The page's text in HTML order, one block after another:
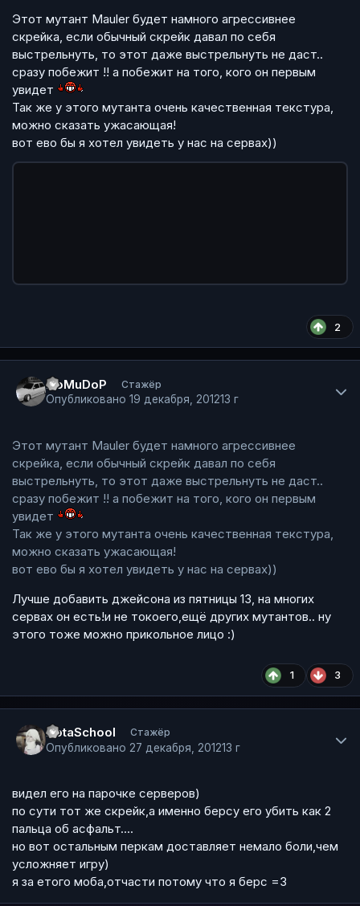
Этот мутант Mauler будет намного агрессивнее
скрейка, если обычный скрейк давал по себя
выстрельнуть, то этот даже выстрельнуть не даст..
сразу побежит !! а побежит на того, кого он первым
увидет
Так же у этого мутанта очень качественная текстура,
можно сказать ужасающая!
вот ево бы я хотел увидеть у нас на сервах))
2
I7oMuDoP Стажёр
Опубликовано 19 декабря, 201213 г
Этот мутант Mauler будет намного агрессивнее
скрейка, если обычный скрейк давал по себя
выстрельнуть, то этот даже выстрельнуть не даст..
сразу побежит !! а побежит на того, кого он первым
увидет
Так же у этого мутанта очень качественная текстура,
можно сказать ужасающая!
вот ево бы я хотел увидеть у нас на сервах))
Лучше добавить джейсона из пятницы 13, на многих
сервах он есть!и не токоего,ещё других мутантов.. ну
этого тоже можно прикольное лицо :)
1 3
DotaSchool Стажёр
Опубликовано 27 декабря, 201213 г
видел его на парочке серверов)
по сути тот же скрейк,а именно берсу его убить как 2
пальца об асфальт....
но вот остальным перкам доставляет немало боли,чем
усложняет игру)
я за етого моба,отчасти потому что я берс =3